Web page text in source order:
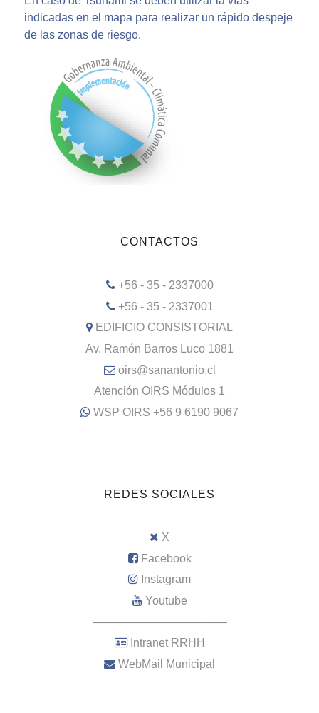
indicadas en el mapa para realizar un rápido despeje
de las zonas de riesgo.
CONTACTOS
+56 - 35 - 2337000
+56 - 35 - 2337001
EDIFICIO CONSISTORIAL
Av. Ramón Barros Luco 1881
oirs@sanantonio.cl
Atención OIRS Módulos 1
WSP OIRS +56 9 6190 9067
REDES SOCIALES
X
Facebook
Instagram
Youtube
–––––––––––––––––––––
Intranet RRHH
WebMail Municipal